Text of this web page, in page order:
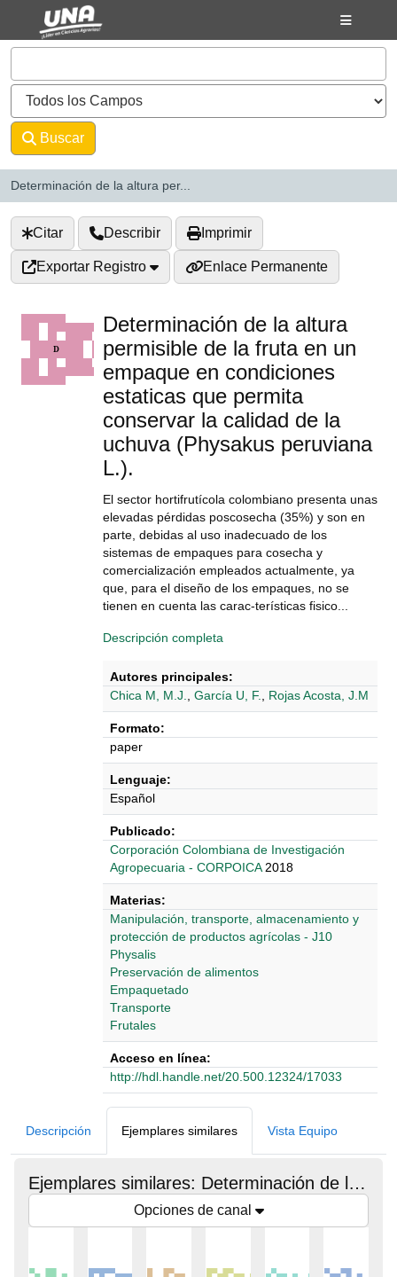
Saltar al contenido
VuFind
Buscar
Determinación de la altura per...
Citar Describir Imprimir
Exportar Registro Enlace Permanente
Determinación de la altura
permisible de la fruta en un
empaque en condiciones
estaticas que permita
conservar la calidad de la
uchuva (Physakus peruviana
L.).
El sector hortifrutícola colombiano presenta unas
elevadas pérdidas poscosecha (35%) y son en
parte, debidas al uso inadecuado de los
sistemas de empaques para cosecha y
comercialización empleados actualmente, ya
que, para el diseño de los empaques, no se
tienen en cuenta las carac-terísticas fisico...
Descripción completa
Autores principales:
Chica M, M.J.
García U, F. Rojas Acosta, J.M
Formato:
paper
Lenguaje:
Español
Publicado:
Corporación Colombiana de Investigación
Agropecuaria - CORPOICA 2018
Materias:
Manipulación, transporte, almacenamiento y
protección de productos agrícolas - J10
Physalis
Preservación de alimentos
Empaquetado
Transporte
Frutales
Acceso en línea:
http://hdl.handle.net/20.500.12324/17033
Descripción Ejemplares similares Vista Equipo
Ejemplares similares: Determinación de la altura permisible de la fruta en un empaque en condiciones estaticas que permita conservar la calidad de la uchuva (Physakus peruviana L.).
Opciones de canal